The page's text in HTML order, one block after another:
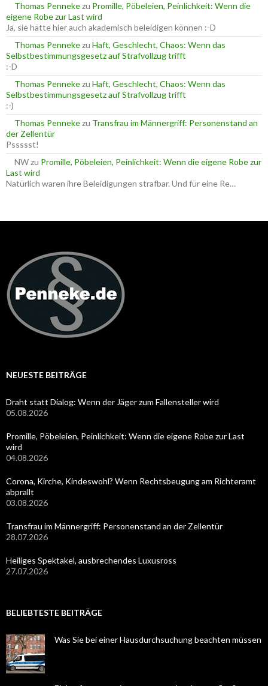
c
h
:
Thomas Pennekezu Promille, Pöbeleien, Peinlichkeit: Wenn die
eigene Robe zur Last wird
Ja, sie hätte hier auch akademisch beleidigen können :-D
Thomas Pennekezu Haft, Geschlecht, Chaos: Wenn das
Selbstbestimmungsgesetz auf Strafvollzug trifft
:-D
Thomas Pennekezu Haft, Geschlecht, Chaos: Wenn das
Selbstbestimmungsgesetz auf Strafvollzug trifft
:-)
Thomas Pennekezu Transfrau im Männergriff: Personenstand an
der Zellentür
Pssssst!
NWzu Promille, Pöbeleien, Peinlichkeit: Wenn die eigene Robe zur
Last wird
Natürlich waren ihre Beleidigungen strafbar. Und für eine Re…
NEUESTE BEITRÄGE
Draht statt Dialog: Wenn der Jäger zum Fallensteller wird
05.08.2026
Promille, Pöbeleien, Peinlichkeit: Wenn die eigene Robe zur Last
wird
04.08.2026
Corona, Kirche, Kindeswohl? Wenn Rechtsbeugung am Richteramt
abprallt
03.08.2026
Transfrau im Männergriff: Personenstand an der Zellentür
28.07.2026
Heiliges Spektakel, ausbrechendes Luxusross
27.07.2026
BELIEBTESTE BEITRÄGE
Was Sie bei einer Hausdurchsuchung beachten müssen